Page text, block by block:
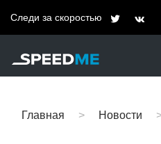
Следи за скоростью
Главная Новости